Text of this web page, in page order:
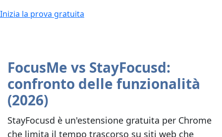
Inizia la prova gratuita
FocusMe vs StayFocusd:
confronto delle funzionalità
(2026)
StayFocusd è un'estensione gratuita per Chrome
che limita il tempo trascorso su siti web che